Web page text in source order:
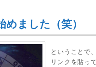
ました（笑）
ということで
リンクを貼っ